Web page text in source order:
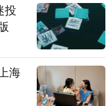
投
海